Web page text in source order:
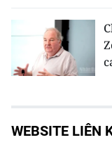
WEBSITE LIÊN